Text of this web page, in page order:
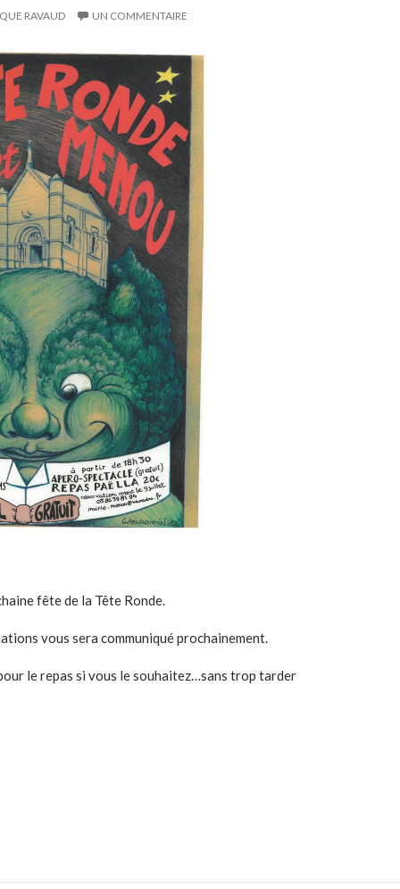
RAVAUD UN COMMENTAIRE
fête de la Tête Ronde.
vous sera communiqué prochainement.
le repas si vous le souhaitez…sans trop tarder